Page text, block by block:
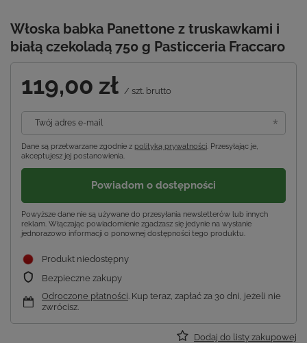
Włoska babka Panettone z truskawkami i
białą czekoladą 750 g Pasticceria Fraccaro
119,00 zł / szt. brutto
Twój adres e-mail
Dane są przetwarzane zgodnie z polityką prywatności. Przesyłając je,
akceptujesz jej postanowienia.
Powiadom o dostępności
Powyższe dane nie są używane do przesyłania newsletterów lub innych
reklam. Włączając powiadomienie zgadzasz się jedynie na wysłanie
jednorazowo informacji o ponownej dostępności tego produktu.
Produkt niedostępny
Bezpieczne zakupy
Odroczone płatności . Kup teraz, zapłać za 30 dni, jeżeli nie
zwrócisz.
Dodaj do listy zakupowej